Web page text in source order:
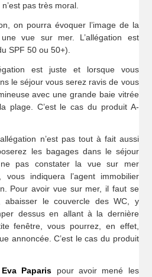
pas très moral.
on pourra évoquer l’image de la
vue sur mer. L’allégation est
SPF 50 ou 50+).
est juste et lorsque vous
le séjour vous serez ravis de vous
avec une grande baie vitrée
plage. C’est le cas du produit A-
n’est pas tout à fait aussi
les bagages dans le séjour
pas constater la vue sur mer
indiquera l’agent immobilier
Pour avoir vue sur mer, il faut se
abaisser le couvercle des WC, y
dessus en allant à la dernière
fenêtre, vous pourrez, en effet,
annoncée. C’est le cas du produit
Eva Paparis pour avoir mené les